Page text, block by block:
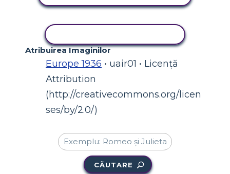
Atribuirea Imaginilor
Europe 1936 • uair01 • Licență
Attribution
(http://creativecommons.org/licen
ses/by/2.0/)
CĂUTARE